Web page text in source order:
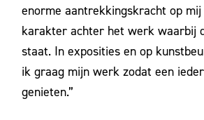
enorme aantrekkingskracht op
karakter achter het werk waarbij
staat. In exposities en op
ik graag mijn werk zodat een
genieten.”